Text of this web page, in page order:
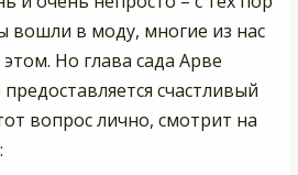
вошли в моду, многие из нас
Но глава сада Арве
счастливый
вопрос лично, смотрит на